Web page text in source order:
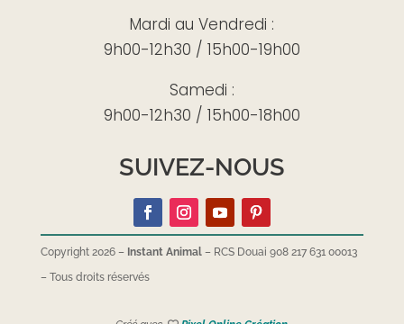
Mardi au Vendredi :
9h00-12h30 / 15h00-19h00
Samedi :
9h00-12h30 / 15h00-18h00
SUIVEZ-NOUS
Copyright 2026 – Instant Animal– RCS Douai 908 217 631 00013
– Tous droits réservés